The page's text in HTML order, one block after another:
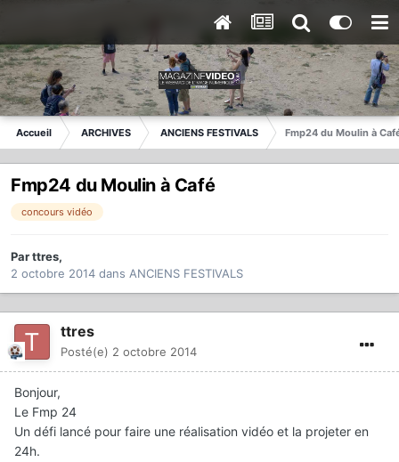
Accueil ARCHIVES ANCIENS FESTIVALS Fmp24 du Moulin à
Fmp24 du Moulin à Café
concours vidéo
Parttres,
2 octobre 2014 dans ANCIENS FESTIVALS
ttres
Posté(e) 2 octobre 2014
Bonjour,
Le Fmp 24
Un défi lancé pour faire une réalisation vidéo et la projeter en
24h.